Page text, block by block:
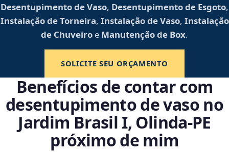
Desentupimento de Vaso, Desentupimento de Esgoto,
Instalação de Torneira, Instalação de Vaso, Instalação
de Chuveiro e Manutenção de Box.
SOLICITE SEU ORÇAMENTO
Benefícios de contar com
desentupimento de vaso no
Jardim Brasil I, Olinda‑PE
próximo de mim